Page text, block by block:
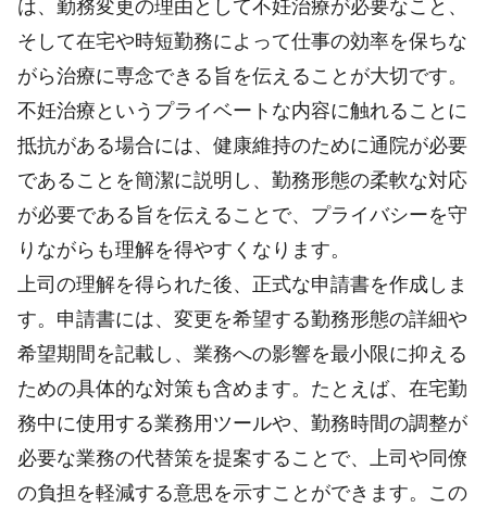
は、勤務変更の理由として不妊治療が必要なこと、
そして在宅や時短勤務によって仕事の効率を保ちな
がら治療に専念できる旨を伝えることが大切です。
不妊治療というプライベートな内容に触れることに
抵抗がある場合には、健康維持のために通院が必要
であることを簡潔に説明し、勤務形態の柔軟な対応
が必要である旨を伝えることで、プライバシーを守
りながらも理解を得やすくなります。
上司の理解を得られた後、正式な申請書を作成しま
す。申請書には、変更を希望する勤務形態の詳細や
希望期間を記載し、業務への影響を最小限に抑える
ための具体的な対策も含めます。たとえば、在宅勤
務中に使用する業務用ツールや、勤務時間の調整が
必要な業務の代替策を提案することで、上司や同僚
の負担を軽減する意思を示すことができます。この